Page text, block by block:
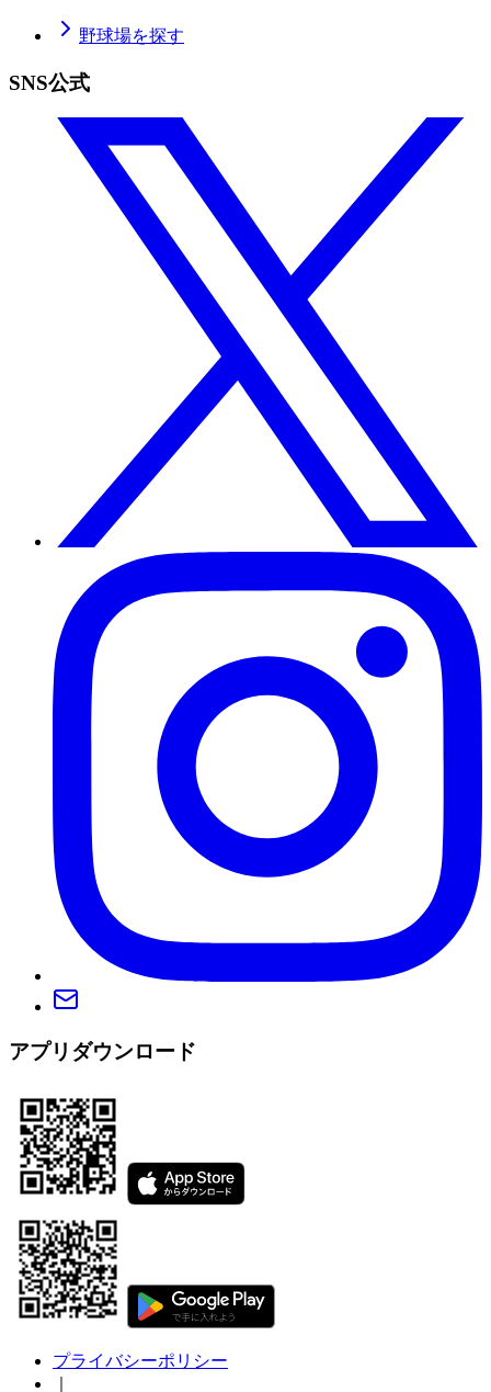
野球場を探す
SNS公式
アプリダウンロード
プライバシーポリシー